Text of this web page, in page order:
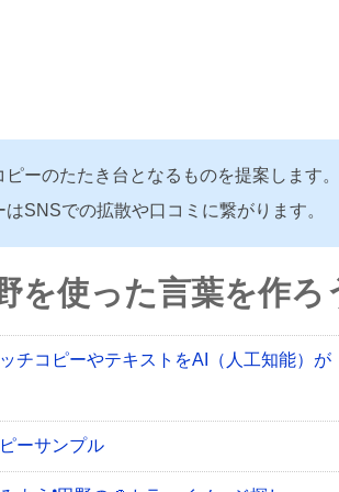
ピーのたたき台となるものを提案します
SNSでの拡散や口コミに繋がります。
を使った言葉を作ろ
チコピーやテキストをAI（人工知能）が
ーサンプル